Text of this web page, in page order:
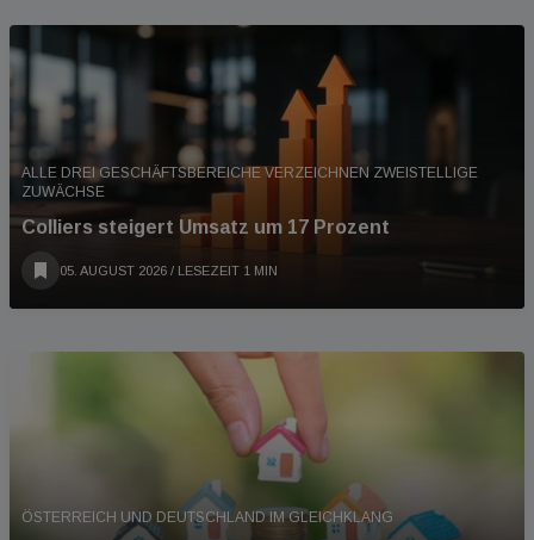
ALLE DREI GESCHÄFTSBEREICHE VERZEICHNEN ZWEISTELLIGE
ZUWÄCHSE
Colliers steigert Umsatz um 17 Prozent
05. AUGUST 2026 / LESEZEIT 1 MIN
ÖSTERREICH UND DEUTSCHLAND IM GLEICHKLANG